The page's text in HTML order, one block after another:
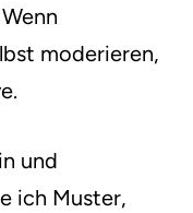
moderieren,
und
ich Muster,